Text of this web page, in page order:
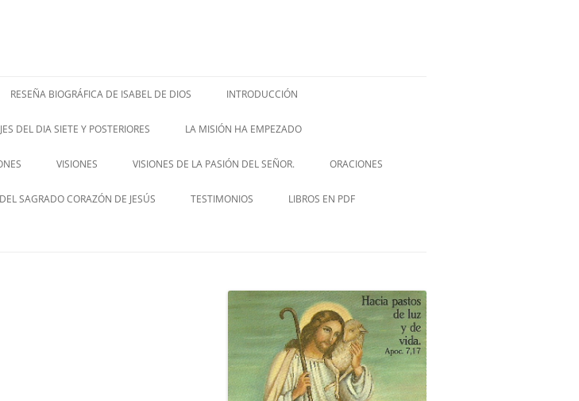
RESEÑA BIOGRÁFICA DE ISABEL DE DIOS
ISABEL’S BIOGRAPHY
INTRODUCCIÓN
DEL DIA SIETE Y POSTERIORES LA MISIÓN HA EMPEZADO
– ENGLISH –
VISIONES
ENGLISH V
VISIONES DE LA PASIÓN DEL SEÑOR. ORACIONES
VIA CRUCIS
SAGRADO CORAZÓN DE JESÚS TESTIMONIOS LIBROS EN PDF